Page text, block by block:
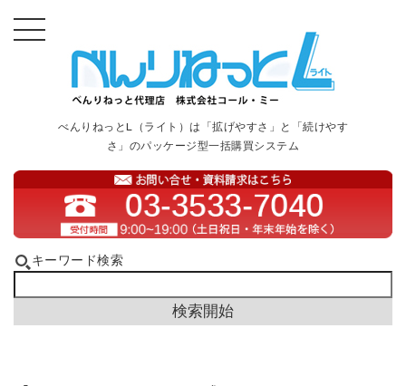
べんりねっとL（ライト）は「拡げやすさ」と「続けやす
さ」のパッケージ型一括購買システム
キーワード検索